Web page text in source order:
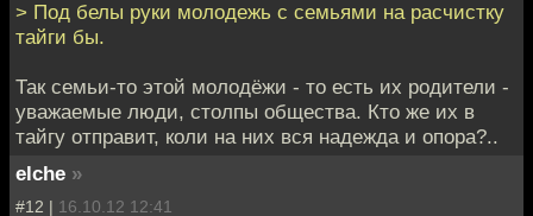
> Под белы руки молодежь с семьями на расчистку
тайги бы.
Так семьи-то этой молодёжи - то есть их родители -
уважаемые люди, столпы общества. Кто же их в
тайгу отправит, коли на них вся надежда и опора?..
elche »
#12 | 16.10.12 12:41